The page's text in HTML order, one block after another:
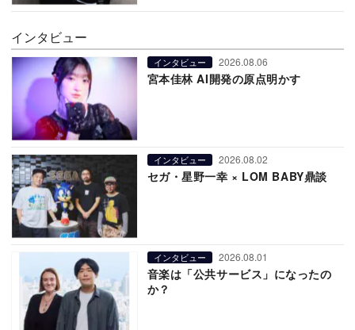
インタビュー
インタビュー 2026.08.06
宮本佳林 AI開発の原点明かす
インタビュー 2026.08.02
セガ・星野一幸 × LOM BABY鼎談
インタビュー 2026.08.01
音楽は「公共サービス」になったの
か？